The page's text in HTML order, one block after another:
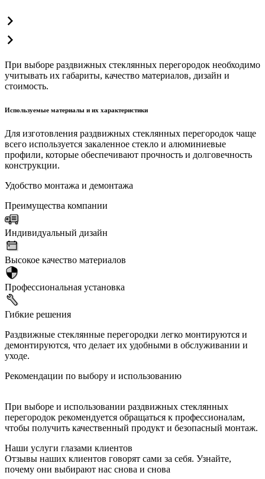
При выборе раздвижных стеклянных перегородок необходимо
учитывать их габариты, качество материалов, дизайн и
стоимость.
Используемые материалы и их характеристики
Для изготовления раздвижных стеклянных перегородок чаще
всего используется закаленное стекло и алюминиевые
профили, которые обеспечивают прочность и долговечность
конструкции.
Удобство монтажа и демонтажа
Преимущества компании
Индивидуальный дизайн
Высокое качество материалов
Профессиональная установка
Гибкие решения
Раздвижные стеклянные перегородки легко монтируются и
демонтируются, что делает их удобными в обслуживании и
уходе.
Рекомендации по выбору и использованию
При выборе и использовании раздвижных стеклянных
перегородок рекомендуется обращаться к профессионалам,
чтобы получить качественный продукт и безопасный монтаж.
Наши услуги глазами клиентов
Отзывы наших клиентов говорят сами за себя. Узнайте,
почему они выбирают нас снова и снова